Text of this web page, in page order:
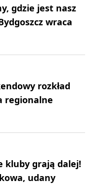
gdzie jest nasz
wraca
rozkład
regionalne
kluby grają dalej!
udany